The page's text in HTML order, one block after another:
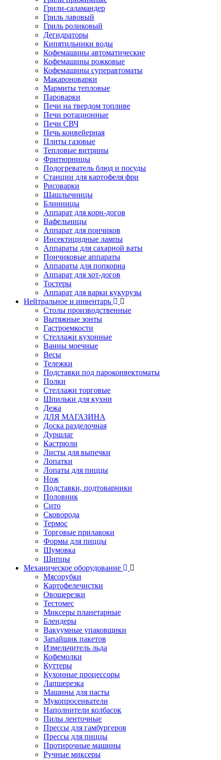
Грили-саламандер
Гриль лавовый
Гриль роликовый
Дегидраторы
Кипятильники воды
Кофемашины автоматические
Кофемашины рожковые
Кофемашины суперавтоматы
Макароноварки
Мармиты тепловые
Пароварки
Печи на твердом топливе
Печи ротационные
Печи СВЧ
Печь конвейерная
Плиты газовые
Тепловые витрины
Фритюрницы
Подогреватель блюд и посуды
Станции для картофеля фри
Рисоварки
Шашлычницы
Блинницы
Аппарат для корн-догов
Вафельницы
Аппарат для пончиков
Инсектицидные лампы
Аппараты для сахарной ваты
Пончиковые аппараты
Аппараты для попкорна
Аппарат для хот-догов
Тостеры
Аппарат для варки кукурузы
Нейтральное и инвентарь
Столы производственные
Вытяжные зонты
Гастроемкости
Стеллажи кухонные
Ванны моечные
Весы
Тележки
Подставки под пароконвектоматы
Полки
Стеллажи торговые
Шпильки для кухни
Дежа
ДЛЯ МАГАЗИНА
Доска разделочная
Дуршлаг
Кастрюли
Листы для выпечки
Лопатки
Лопаты для пиццы
Нож
Подставки, подтоварники
Половник
Сито
Сковорода
Термос
Торговые прилавоки
Формы для пиццы
Шумовка
Щипцы
Механическое оборудование
Мясорубки
Картофелечистки
Овощерезки
Тестомес
Миксеры планетарные
Блендеры
Вакуумные упаковщики
Запайщик пакетов
Измельчитель льда
Кофемолки
Куттеры
Кухонные процессоры
Лапшерезка
Машины для пасты
Мукопросеиватели
Наполнители колбасок
Пилы ленточные
Прессы для гамбургеров
Прессы для пиццы
Протирочные машины
Ручные миксеры